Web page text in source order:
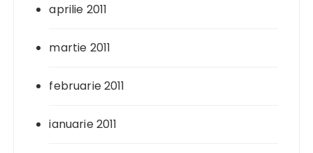
aprilie 2011
martie 2011
februarie 2011
ianuarie 2011